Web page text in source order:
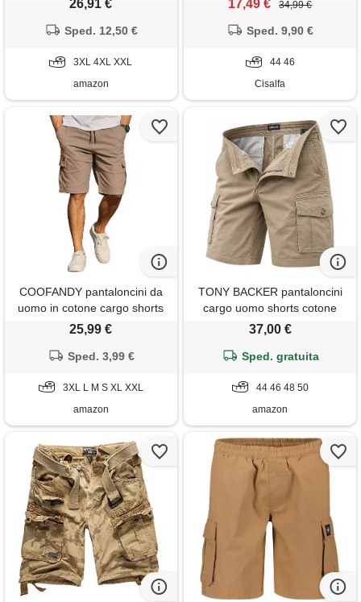
pantaloni corti estivo con
uomo cotone leggero
26,91 €
Sped. 12,50 €
3XL 4XL XXL
amazon
17,49 € 34,99 €
Sped. 9,90 €
44 46
Cisalfa
COOFANDY pantaloncini da
uomo in cotone cargo shorts
pantaloni casual corti vita
3xl cachi s
25,99 €
Sped. 3,99 €
3XL L M S XL XXL
amazon
TONY BACKER pantaloncini
cargo uomo shorts cotone
multi-tasca pantaloni corti
regular, regular, khaki)
37,00 €
Sped. gratuita
44 46 48 50
amazon